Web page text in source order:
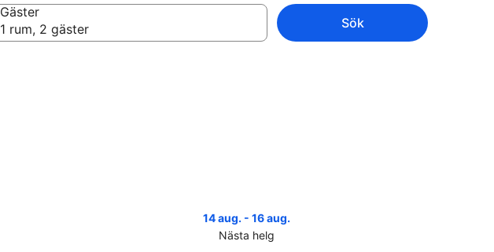
Gäster
1 rum, 2 gäster
Sök
14 aug. - 16 aug.
Nästa helg